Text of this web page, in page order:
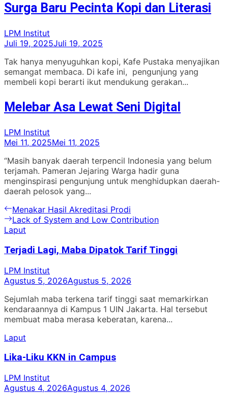
Surga Baru Pecinta Kopi dan Literasi
LPM Institut
Juli 19, 2025Juli 19, 2025
Tak hanya menyuguhkan kopi, Kafe Pustaka menyajikan
semangat membaca. Di kafe ini, pengunjung yang
membeli kopi berarti ikut mendukung gerakan...
Melebar Asa Lewat Seni Digital
LPM Institut
Mei 11, 2025Mei 11, 2025
“Masih banyak daerah terpencil Indonesia yang belum
terjamah. Pameran Jejaring Warga hadir guna
menginspirasi pengunjung untuk menghidupkan daerah-
daerah pelosok yang...
Navigasi
pos
Previous
post:
Menakar Hasil Akreditasi Prodi
Next
post:
Lack of System and Low Contribution
Laput
Terjadi Lagi, Maba Dipatok Tarif Tinggi
LPM Institut
Agustus 5, 2026Agustus 5, 2026
Sejumlah maba terkena tarif tinggi saat memarkirkan
kendaraannya di Kampus 1 UIN Jakarta. Hal tersebut
membuat maba merasa keberatan, karena...
Laput
Lika-Liku KKN in Campus
LPM Institut
Agustus 4, 2026Agustus 4, 2026